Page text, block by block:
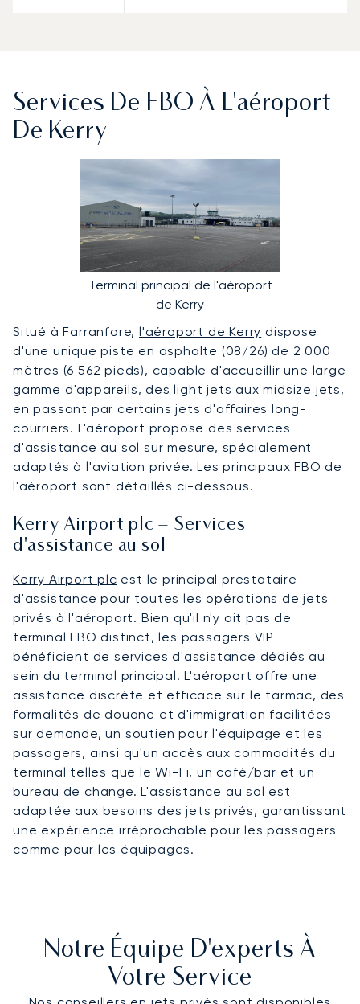
Services De FBO À L'aéroport
De Kerry
Terminal principal de l'aéroport
de Kerry
Situé à Farranfore,l'aéroport de Kerry dispose
d'une unique piste en asphalte (08/26) de 2 000
mètres (6 562 pieds), capable d'accueillir une large
gamme d'appareils, des light jets aux midsize jets,
en passant par certains jets d'affaires long-
courriers. L'aéroport propose des services
d'assistance au sol sur mesure, spécialement
adaptés à l'aviation privée. Les principaux FBO de
l'aéroport sont détaillés ci-dessous.
Kerry Airport plc – Services
d'assistance au sol
Kerry Airport plc est le principal prestataire
d'assistance pour toutes les opérations de jets
privés à l'aéroport. Bien qu'il n'y ait pas de
terminal FBO distinct, les passagers VIP
bénéficient de services d'assistance dédiés au
sein du terminal principal. L'aéroport offre une
assistance discrète et efficace sur le tarmac, des
formalités de douane et d'immigration facilitées
sur demande, un soutien pour l'équipage et les
passagers, ainsi qu'un accès aux commodités du
terminal telles que le Wi-Fi, un café/bar et un
bureau de change. L'assistance au sol est
adaptée aux besoins des jets privés, garantissant
une expérience irréprochable pour les passagers
comme pour les équipages.
Notre Équipe D'experts À
Votre Service